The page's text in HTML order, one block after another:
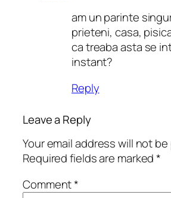
am un parinte
prieteni, casa,
ca treaba asta se
instant?
Reply
Leave a Reply
Your email address will not
Required fields are marked*
Comment*